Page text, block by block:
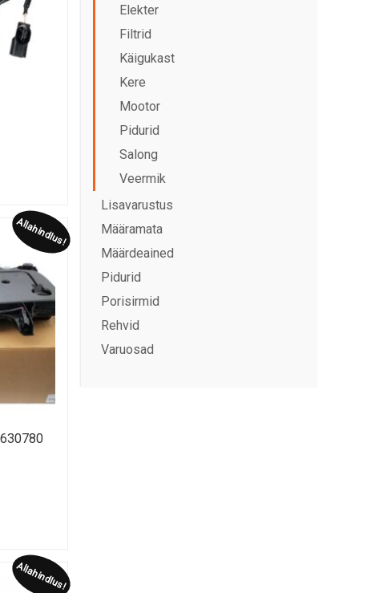
Allahindlus!
Allahindlus!
Elekter
Filtrid
Käigukast
Kere
Mootor
Pidurid
Salong
Veermik
Lisavarustus
Määramata
Määrdeained
Pidurid
Porisirmid
Rehvid
Varuosad